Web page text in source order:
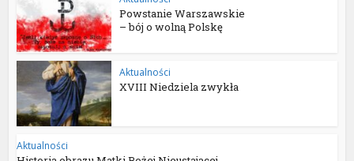
Powstanie Warszawskie
– bój o wolną Polskę
Aktualności
XVIII Niedziela zwykła
Aktualności